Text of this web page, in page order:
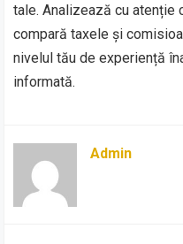
tale. Analizează cu
compară taxele și
nivelul tău de experiență
informată.
Admin